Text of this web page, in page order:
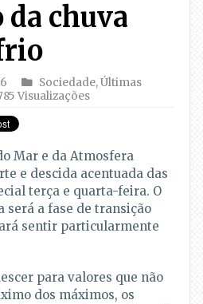
da chuva
Sociedade,Últimas
Visualizações
Mar e da Atmosfera
e descida acentuada das
terça e quarta-feira. O
será a fase de transição
sentir particularmente
para valores que não
dos máximos, os